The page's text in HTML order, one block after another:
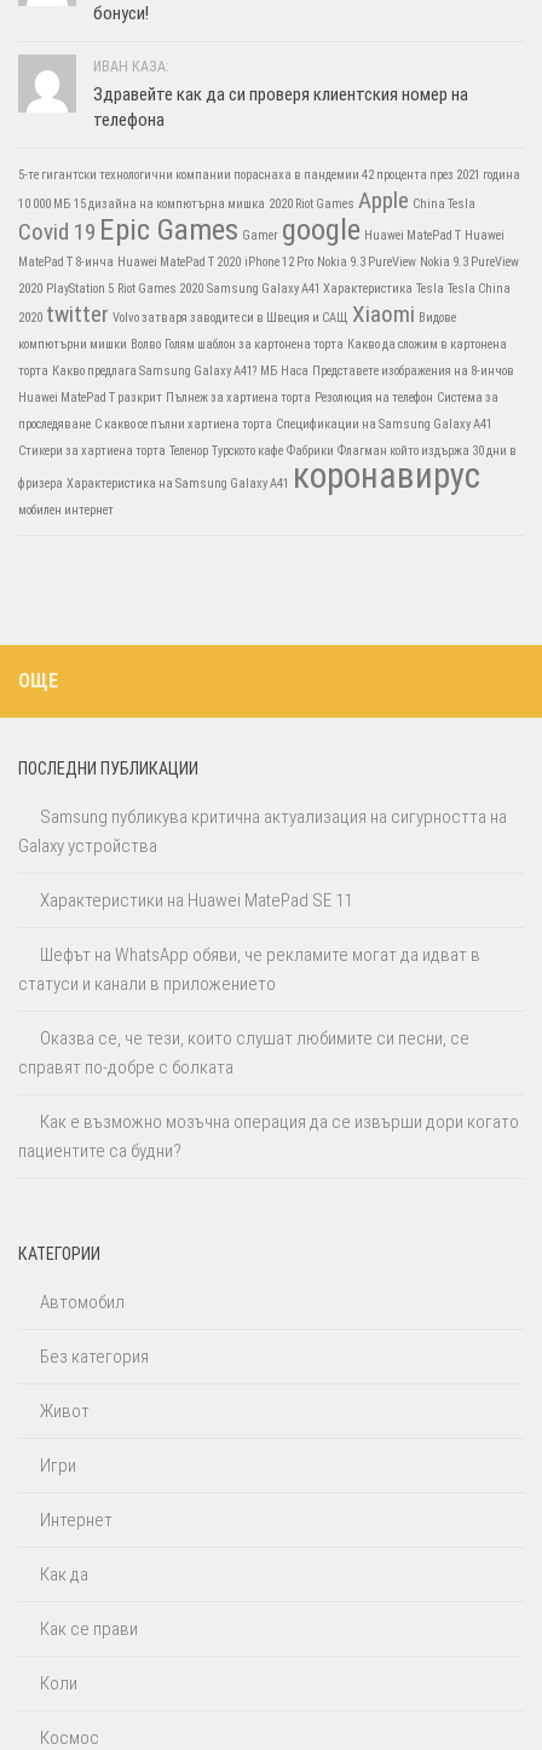
бонуси!
ИВАН КАЗА:
Здравейте как да си проверя клиентския номер на
телефона
5-те гигантски технологични компании пораснаха в пандемии 42 процента през 2021 година
10 000 МБ 15 дизайна на компютърна мишка 2020 Riot Games Apple China Tesla
Covid 19 Epic Games Gamer google Huawei MatePad T Huawei
MatePad T 8-инча Huawei MatePad T 2020 iPhone 12 Pro Nokia 9.3 PureView Nokia 9.3 PureView
2020 PlayStation 5 Riot Games 2020 Samsung Galaxy A41 Характеристика Tesla Tesla China
2020 twitter Volvo затваря заводите си в Швеция и САЩ Xiaomi Видове
компютърни мишки Волво Голям шаблон за картонена торта Какво да сложим в картонена
торта Какво предлага Samsung Galaxy A41? МБ Наса Представете изображения на 8-инчов
Huawei MatePad T разкрит Пълнеж за хартиена торта Резолюция на телефон Система за
проследяване С какво се пълни хартиена торта Спецификации на Samsung Galaxy A41
Стикери за хартиена торта Теленор Турското кафе Фабрики Флагман който издържа 30 дни в
фризера Характеристика на Samsung Galaxy A41 коронавирус
мобилен интернет
ОЩЕ
ПОСЛЕДНИ ПУБЛИКАЦИИ
Samsung публикува критична актуализация на сигурността на
Galaxy устройства
Характеристики на Huawei MatePad SE 11
Шефът на WhatsApp обяви, че рекламите могат да идват в
статуси и канали в приложението
Оказва се, че тези, които слушат любимите си песни, се
справят по-добре с болката
Как е възможно мозъчна операция да се извърши дори когато
пациентите са будни?
КАТЕГОРИИ
Автомобил
Без категория
Живот
Игри
Интернет
Как да
Как се прави
Коли
Космос